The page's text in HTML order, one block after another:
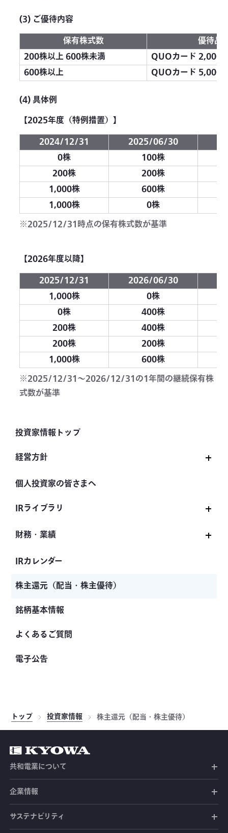
(3) ご優待内容
保有株式数
優待品
200株以上 600株未満
QUOカード 2,000
600株以上
QUOカード 5,000
(4) 具体例
【2025年度（特例措置）】
2024/12/31
2025/06/30
0株
100株
200株
200株
1,000株
600株
1,000株
0株
※2025/12/31時点の保有株式数が基準
【2026年度以降】
2025/12/31
2026/06/30
1,000株
0株
0株
400株
200株
400株
200株
200株
1,000株
600株
※2025/12/31～2026/12/31の1年間の継続保有株
式数が基準
投資家情報トップ
経営方針
経営方針トップ
ディスクロージャーポリシー
中期経営計画
個人投資家の皆さまへ
IRライブラリ
IRライブラリトップ
決算説明会資料
決算短信
株主総会関連
財務・業績
財務・業績トップ
業績ハイライト
関連会社の決算開示資料
IRカレンダー
株主還元（配当・株主優待）
銘柄基本情報
よくあるご質問
電子公告
トップ 投資家情報 株主還元（配当・株主優待）
共和電業について
共和電業の未来
共和電業の事業
企業情報
社長メッセージ
サステナビリティ